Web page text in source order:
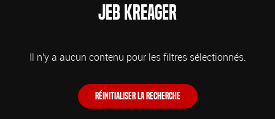
Jeb Kreager
Il n'y a aucun contenu pour les filtres sélectionnés.
Réinitialiser la recherche